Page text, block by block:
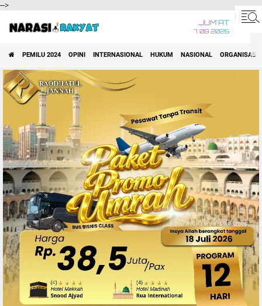
-->
JUM'AT
7 08 2026
PEMILU 2024 OPINI INTERNASIONAL HUKUM NASIONAL ORGANISASI